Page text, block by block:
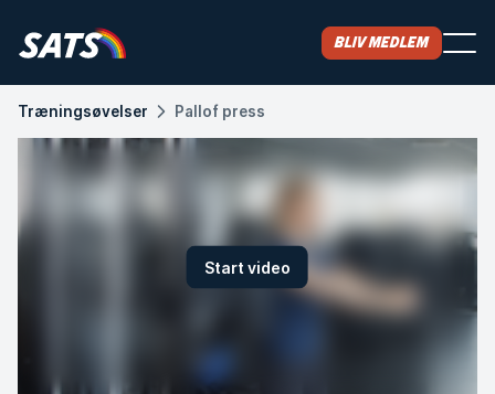
Bliv medlem
Træningsøvelser Pallof press
Start video